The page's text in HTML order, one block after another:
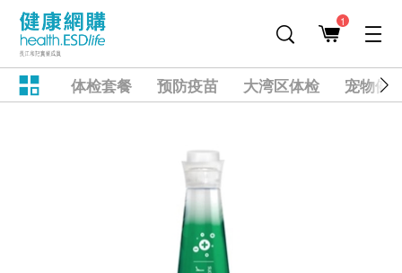
1
体检套餐 预防疫苗 大湾区体检 宠物健